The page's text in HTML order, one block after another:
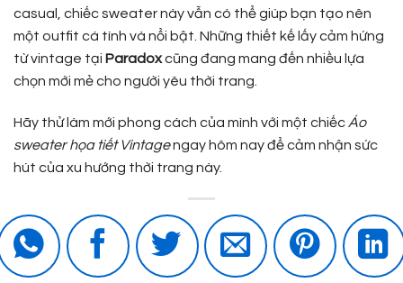
casual, chiếc sweater này vẫn có thể giúp bạn tạo nên
một outfit cá tính và nổi bật. Những thiết kế lấy cảm hứng
từ vintage tại Paradoxcũng đang mang đến nhiều lựa
chọn mới mẻ cho người yêu thời trang.
Hãy thử làm mới phong cách của mình với một chiếc Áo
sweater họa tiết Vintagengay hôm nay để cảm nhận sức
hút của xu hướng thời trang này.